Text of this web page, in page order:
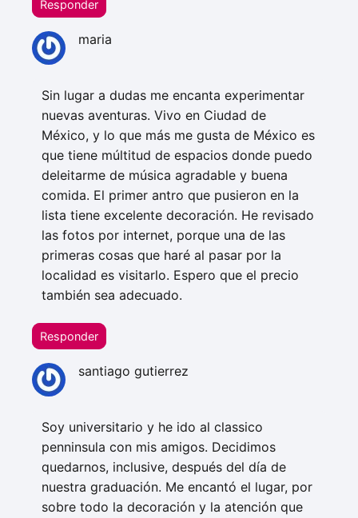
Responder
maria
Sin lugar a dudas me encanta experimentar
nuevas aventuras. Vivo en Ciudad de
México, y lo que más me gusta de México es
que tiene múltitud de espacios donde puedo
deleitarme de música agradable y buena
comida. El primer antro que pusieron en la
lista tiene excelente decoración. He revisado
las fotos por internet, porque una de las
primeras cosas que haré al pasar por la
localidad es visitarlo. Espero que el precio
también sea adecuado.
Responder
santiago gutierrez
Soy universitario y he ido al classico
penninsula con mis amigos. Decidimos
quedarnos, inclusive, después del día de
nuestra graduación. Me encantó el lugar, por
sobre todo la decoración y la atención que